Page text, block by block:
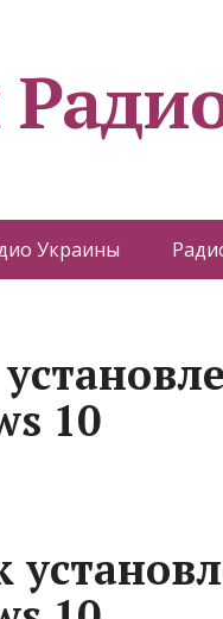
Украины
10